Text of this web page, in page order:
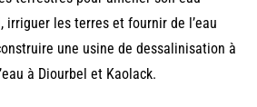
irriguer les terres et fournir de l’eau
une usine de dessalinisation à
à Diourbel et Kaolack.